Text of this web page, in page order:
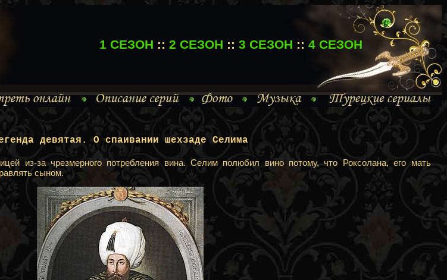
1 СЕЗОН :: 2 СЕЗОН :: 3 СЕЗОН :: 4 СЕЗОН
девятая. О спаивании шехзаде Селима
из-за чрезмерного потребления вина. Селим полюбил вино потому, что Роксолана, его мать
сыном.